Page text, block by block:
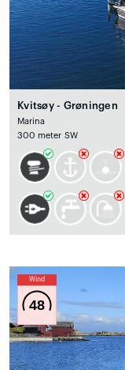
Kvitsøy - Grøningen
Marina
300 meter SW
Wind
48